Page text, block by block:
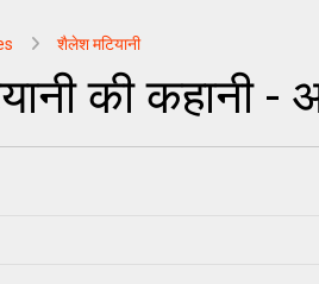
शैलेश मटियानी
की कहानी -